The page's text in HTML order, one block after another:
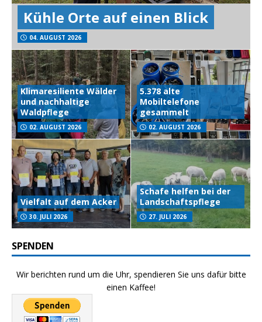
Kühle Orte auf einen Blick
04. AUGUST 2026
Klimaresiliente Wälder
und nachhaltige
Waldpflege
02. AUGUST 2026
5.378 alte
Mobiltelefone
gesammelt
02. AUGUST 2026
Vielfalt auf dem Acker
30. JULI 2026
Schafe helfen bei der
Landschaftspflege
27. JULI 2026
SPENDEN
Wir berichten rund um die Uhr, spendieren Sie uns dafür bitte
einen Kaffee!